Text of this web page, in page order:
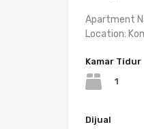
Apartment
Location:
Kamar Tidur
1
Dijual